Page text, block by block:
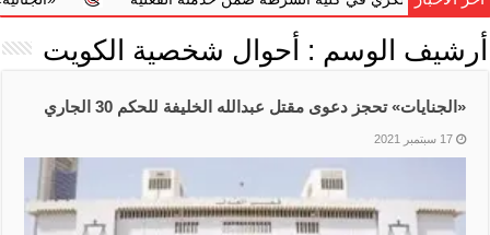
أرشيف الوسم : أحوال شخصية الكويت
«الجنايات» تحجز دعوى مقتل عبدالله الخليفة للحكم 30 الجاري
17 سبتمبر 2021